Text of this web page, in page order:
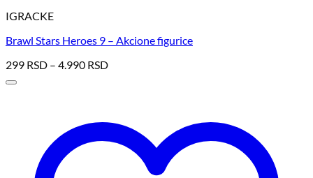
IGRACKE
Brawl Stars Heroes 9 – Akcione figurice
299 RSD – 4.990 RSD